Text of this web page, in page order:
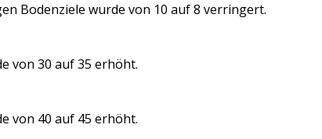
Bodenziele wurde von 10 auf 8 verringert.
von 30 auf 35 erhöht.
von 40 auf 45 erhöht.